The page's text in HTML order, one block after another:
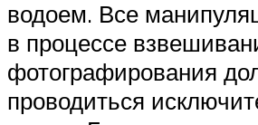
водоем. Все
в процессе
фотографирования
проводиться